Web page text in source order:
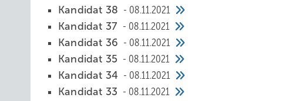
Kandidat 38
08.11.2021
Kandidat 37
08.11.2021
Kandidat 36
08.11.2021
Kandidat 35
08.11.2021
Kandidat 34
08.11.2021
Kandidat 33
08.11.2021